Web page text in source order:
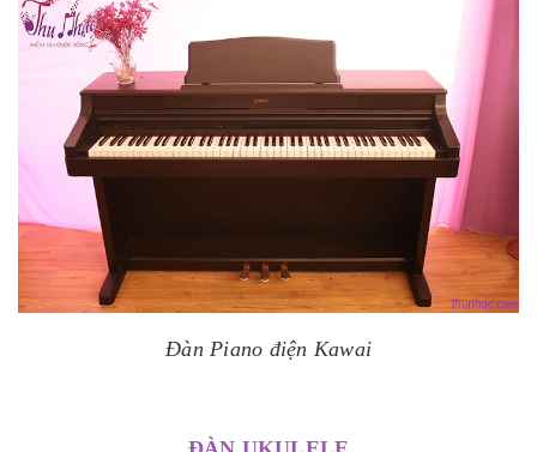
Đàn Piano điện Kawai